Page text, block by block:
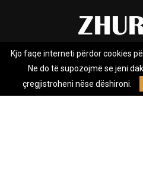
Rreth nesh Impresumi
Privacy
Zhurnal.mk është Agjenci e
Kjo faqe interneti përdor cookies
Ne do të supozojmë se jeni
çregjistroheni nëse dëshironi.